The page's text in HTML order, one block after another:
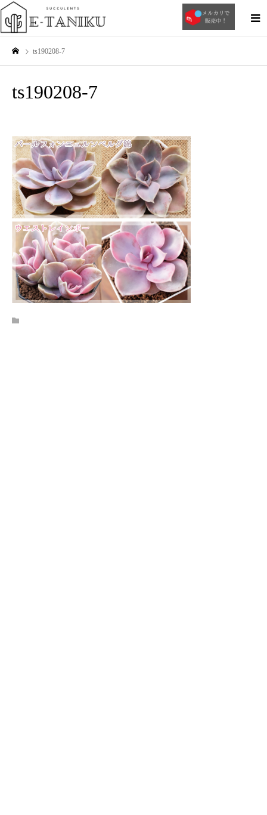
ts190208-7
ts190208-7